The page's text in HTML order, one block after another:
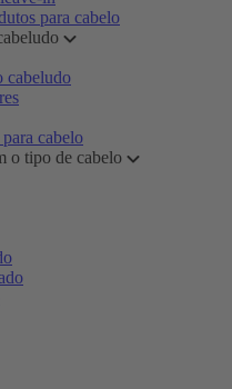
para cabelo
cabeludo
cabelo
o tipo de cabelo